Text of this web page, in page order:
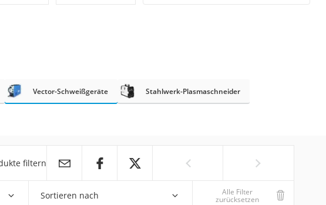
Vector-Schweißgeräte Stahlwerk-Plasmaschneider
filtern
Sortieren nach Alle Filter
zurücksetzen